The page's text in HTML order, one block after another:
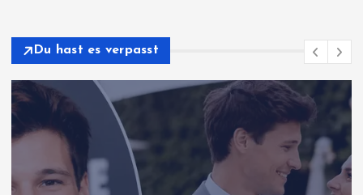
Du hast es verpasst